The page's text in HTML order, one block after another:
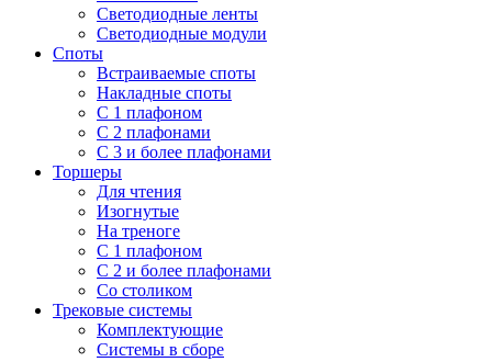
Светодиодные ленты
Светодиодные модули
Споты
Встраиваемые споты
Накладные споты
С 1 плафоном
С 2 плафонами
С 3 и более плафонами
Торшеры
Для чтения
Изогнутые
На треноге
С 1 плафоном
С 2 и более плафонами
Со столиком
Трековые системы
Комплектующие
Системы в сборе